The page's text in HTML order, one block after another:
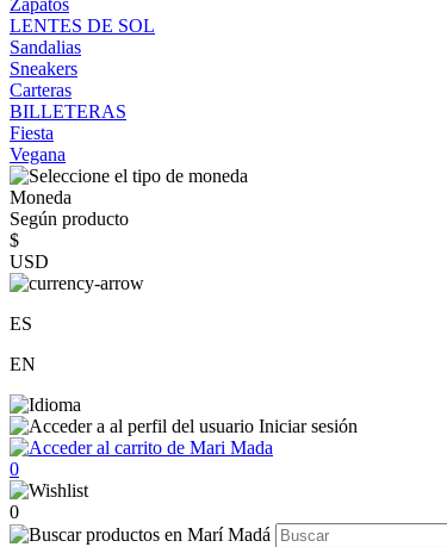
Zapatos
LENTES DE SOL
Sandalias
Sneakers
Carteras
BILLETERAS
Fiesta
Vegana
Moneda
Según producto
$
USD
ES
EN
Iniciar sesión
0
0